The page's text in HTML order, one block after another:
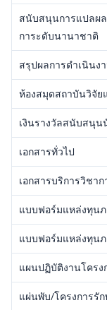
สนับสนุนการแปลผล
การะดับนานาชาติ
สรุปผลการดำเนินง
ห้องสมุดสถาบันวิจั
เงินรางวัลสนับสนุน
เอกสารทั่วไป
เอกสารบริการวิชาก
แบบฟอร์มแหล่งทุน
แบบฟอร์มแหล่งทุน
แผนปฏิบัติงานโครง
แผ่นพับ/โครงการรั